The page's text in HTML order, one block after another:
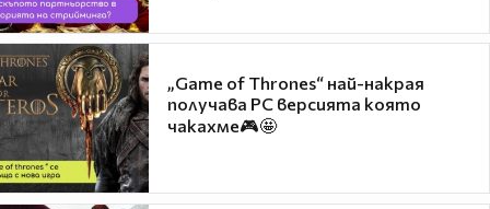
„Game of Thrones“ най-накрая
получава PC версията която
чакахме🎮🤩